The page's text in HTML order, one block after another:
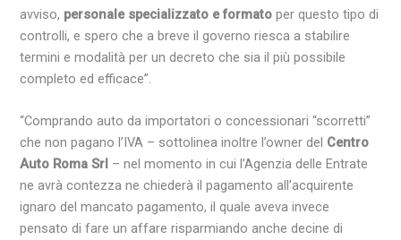
avviso, personale specializzato e formato per questo tipo di
controlli, e spero che a breve il governo riesca a stabilire
termini e modalità per un decreto che sia il più possibile
completo ed efficace”.
“Comprando auto da importatori o concessionari “scorretti”
che non pagano l’IVA – sottolinea inoltre l’owner del Centro
Auto Roma Srl – nel momento in cui l’Agenzia delle Entrate
ne avrà contezza ne chiederà il pagamento all’acquirente
ignaro del mancato pagamento, il quale aveva invece
pensato di fare un affare risparmiando anche decine di